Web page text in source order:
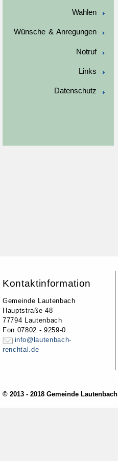
Wahlen
Wünsche & Anregungen
Notruf
Links
Datenschutz
Kontaktinformation
Gemeinde Lautenbach
Hauptstraße 48
77794 Lautenbach
Fon 07802 - 9259-0
info@lautenbach-
renchtal.de
© 2013 - 2018 Gemeinde Lautenbach